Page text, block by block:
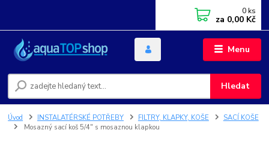
Menu
Hledat
0 ks
za 0,00 Kč
Úvod INSTALATÉRSKÉ POTŘEBY FILTRY, KLAPKY, KOŠE
SACÍ KOŠE
Mosazný sací koš 5/4" s mosaznou klapkou